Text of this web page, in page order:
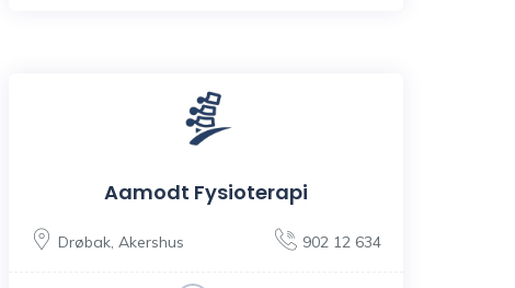
Aamodt Fysioterapi
Drøbak, Akershus 902 12 634